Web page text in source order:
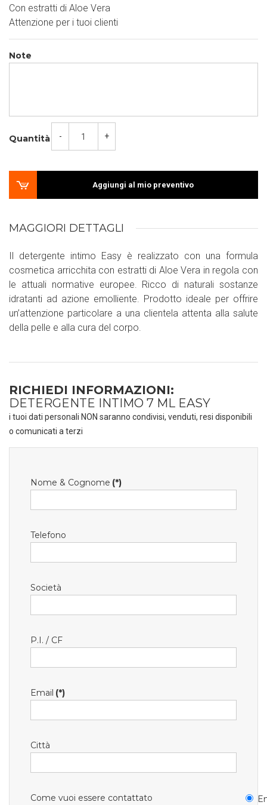
Con estratti di Aloe Vera
Attenzione per i tuoi clienti
Note
Quantità - +
Aggiungi al mio preventivo
MAGGIORI DETTAGLI
Il detergente intimo Easy è realizzato con una formula
cosmetica arricchita con estratti di Aloe Vera in regola con
le attuali normative europee. Ricco di naturali sostanze
idratanti ad azione emolliente. Prodotto ideale per offrire
un’attenzione particolare a una clientela attenta alla salute
della pelle e alla cura del corpo.
RICHIEDI INFORMAZIONI:
DETERGENTE INTIMO 7 ML EASY
i tuoi dati personali NON saranno condivisi, venduti, resi disponibili
o comunicati a terzi
Nome & Cognome (*)
Telefono
Società
P.I. / CF
Email (*)
Città
Come vuoi essere contattato